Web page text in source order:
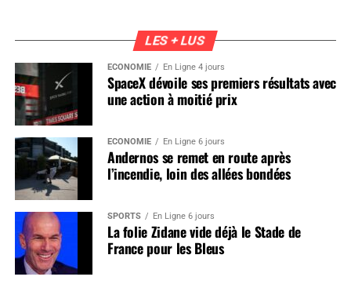
LES + LUS
ÉCONOMIE En Ligne 4 jours
SpaceX dévoile ses premiers résultats avec
une action à moitié prix
ÉCONOMIE En Ligne 6 jours
Andernos se remet en route après
l’incendie, loin des allées bondées
SPORTS En Ligne 6 jours
La folie Zidane vide déjà le Stade de
France pour les Bleus